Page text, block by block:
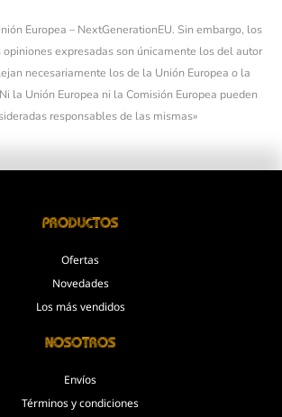
Europea – NextGenerationEU. Sin embargo, los
opiniones expresadas son únicamente los del autor
necesariamente los de la Unión Europea o la
la Unión Europea ni la Comisión Europea pueden
responsables de las mismas»
Productos
Ofertas
Novedades
Los más vendidos
Nosotros
Envíos
Términos y condiciones